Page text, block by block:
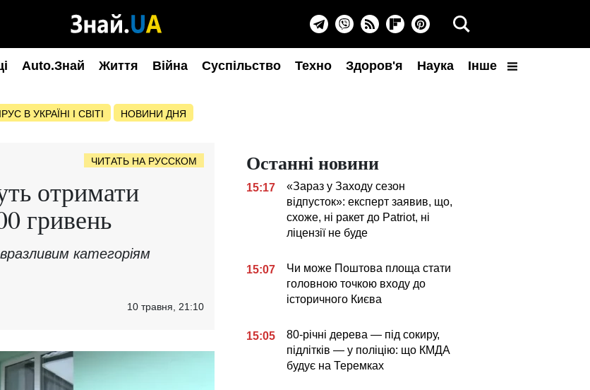
Auto.Знай Життя Війна Суспільство Техно Здоров'я Наука Інше
В УКРАЇНІ І СВІТІ НОВИНИ ДНЯ
ЧИТАТЬ НА РУССКОМ
отримати
гривень
категоріям
10 травня, 21:10
Останні новини
15:17
«Зараз у Заходу сезон
відпусток»: експерт заявив, що,
схоже, ні ракет до Patriot, ні
ліцензії не буде
15:07
Чи може Поштова площа стати
головною точкою входу до
історичного Києва
15:05
80-річні дерева — під сокиру,
підлітків — у поліцію: що КМДА
будує на Теремках